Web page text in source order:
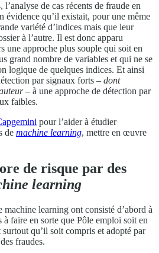
de cas récents de fraude en
évidence qu’il existait, pour une même
variété d’indices mais que leur
à l’autre. Il est donc apparu
une approche plus souple qui soit en
grand nombre de variables et qui ne se
logique de quelques indices. Et ainsi
par signaux forts – dont
– à une approche de détection par
faibles.
pour l’aider à étudier
de machine learning, mettre en œuvre
de risque par des
learning
learning ont consisté d’abord à
faire en sorte que Pôle emploi soit en
qu’il soit compris et adopté par
fraudes.